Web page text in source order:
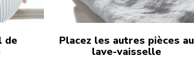
de
Placez les autres pièces au
lave-vaisselle